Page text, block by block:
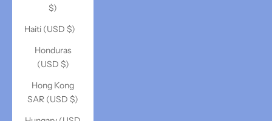
$)
Haiti (USD $)
Honduras
(USD $)
Hong Kong
SAR (USD $)